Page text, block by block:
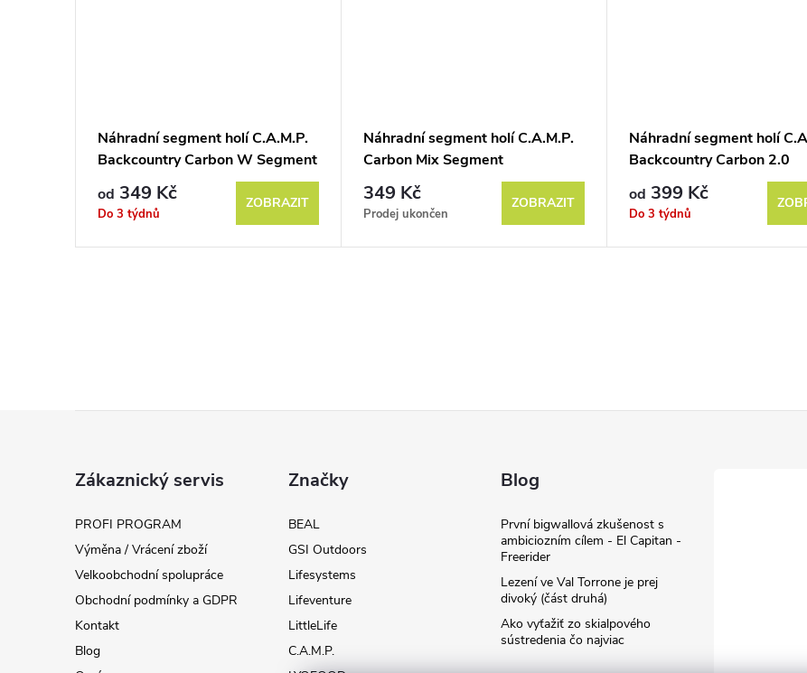
Náhradní segment holí C.A.M.P.
Backcountry Carbon W Segment
od 349 Kč
Do 3 týdnů
ZOBRAZIT
Náhradní segment holí C.A.M.P.
Carbon Mix Segment
349 Kč
Prodej ukončen
ZOBRAZIT
Náhradní segment holí
Backcountry Carbon 2.0
Segment
od 399 Kč
Do 3 týdnů
Zákaznický servis
PROFI PROGRAM
Výměna / Vrácení zboží
Velkoobchodní spolupráce
Obchodní podmínky a GDPR
Kontakt
Blog
Značky
BEAL
GSI Outdoors
Lifesystems
Lifeventure
LittleLife
C.A.M.P.
Blog
První bigwallová zkušenost s
ambiciozním cílem - El Capitan -
Freerider
Lezení ve Val Torrone je prej
divoký (část druhá)
Ako vyťažiť zo skialpového
sústredenia čo najviac